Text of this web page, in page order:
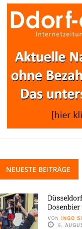
NEUESTE BEITRÄGE
VON INGO
8.